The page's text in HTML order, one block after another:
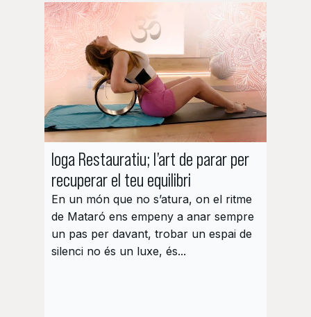
Ioga Restauratiu; l’art de parar per
recuperar el teu equilibri
En un món que no s’atura, on el ritme
de Mataró ens empeny a anar sempre
un pas per davant, trobar un espai de
silenci no és un luxe, és...